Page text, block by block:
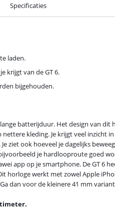
Specificaties
laden.
krijgt van de GT 6.
bijgehouden.
batterijduur. Het design van dit
kleding. Je krijgt veel inzicht
ziet ook hoeveel je dagelijks
je hardlooproute goed
app op je smartphone. De GT 6
horloge werkt met zowel Apple
dan voor de kleinere 41 mm